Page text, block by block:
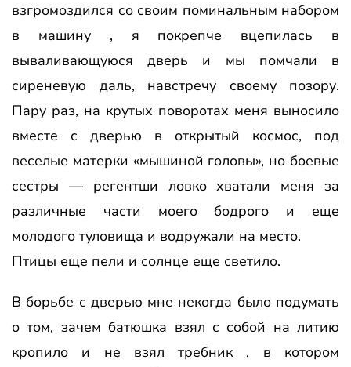
взгромоздился со своим поминальным набором
в машину , я покрепче вцепилась в
вываливающуюся дверь и мы помчали в
сиреневую даль, навстречу своему позору.
Пару раз, на крутых поворотах меня выносило
вместе с дверью в открытый космос, под
веселые матерки «мышиной головы», но боевые
сестры — регентши ловко хватали меня за
различные части моего бодрого и еще
молодого туловища и водружали на место.
Птицы еще пели и солнце еще светило.
В борьбе с дверью мне некогда было подумать
о том, зачем батюшка взял с собой на литию
кропило и не взял требник , в котором